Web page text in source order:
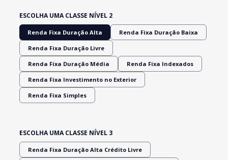
ESCOLHA UMA CLASSE NÍVEL 2
Renda Fixa Duração Alta Renda Fixa Duração Baixa
Renda Fixa Duração Livre
Renda Fixa Duração Média Renda Fixa Indexados
Renda Fixa Investimento no Exterior
Renda Fixa Simples
ESCOLHA UMA CLASSE NÍVEL 3
Renda Fixa Duração Alta Crédito Livre